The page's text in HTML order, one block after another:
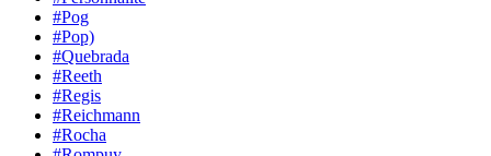
#Pog
#Pop)
#Quebrada
#Reeth
#Regis
#Reichmann
#Rocha